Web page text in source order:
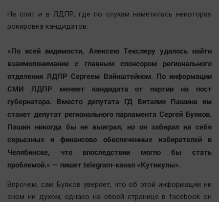
Обсуждаем
Персона
Последняя инстанция
Светская жизнь
Тенденции
Точка на карте
Не спят и в ЛДПР, где по слухам наметилась некоторая
рокировка кандидатов.
«По всей видимости, Алексею Текслеру удалось найти
взаимопонимание с главным спонсором регионального
отделения ЛДПР Сергеем Вайнштейном. По информации
СМИ ЛДПР меняет кандидата от партии на пост
губернатора. Вместо депутата ГД Виталия Пашина им
станет депутат регионального парламента Сергей Буяков.
Пашин никогда бы не выиграл, но он забирал на себя
серьезных и финансово обеспеченных избирателей в
Челябинске, что впоследствии могло бы стать
проблемой.» — пишет telegram-канал «Кутикулы».
Впрочем, сам Буяков уверяет, что об этой информации ни
сном ни духом, однако на своей странице в facebook он